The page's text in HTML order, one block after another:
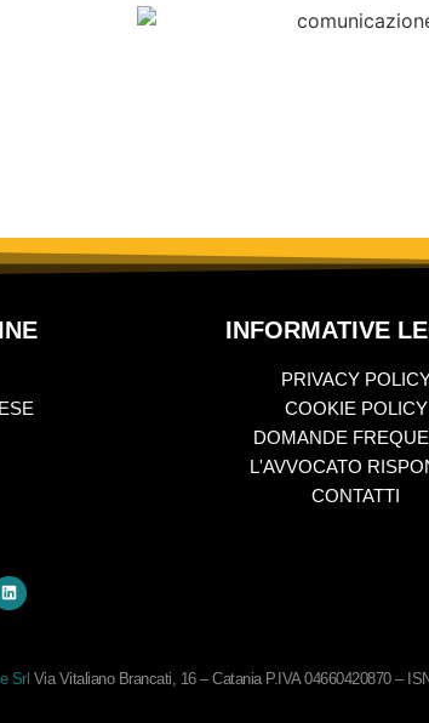
INFORMATIVE
PRIVACY
COOKIE POLICY
DOMANDE
L'AVVOCATO
CONTATTI
Srl Via Vitaliano Brancati, 16 – Catania P.IVA 04660420870 –